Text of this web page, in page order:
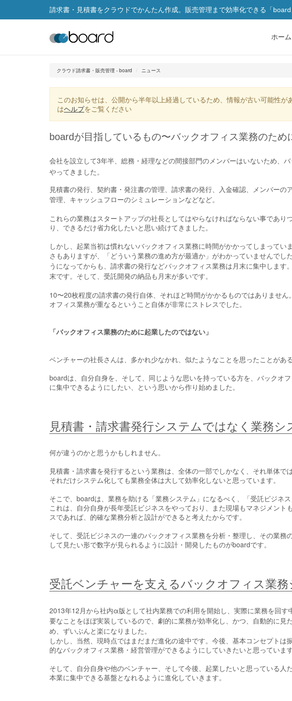
請求書・見積書をクラウドでかんたん作成。販売管理まで効率化できる「board
ホーム
クラウド請求書・販売管理 - board ニュース
このお知らせは、公開から半年以上経過しているため、情報が古い可能性が
はヘルプをご覧ください
boardが目指しているもの〜バックオフィス業務のため
会社を設立して3年半、総務・経理などの間接部門のメンバーはいないため、
やってきました。
見積書の発行、契約書・発注書の管理、請求書の発行、入金確認、メンバーの
管理、キャッシュフローのシミュレーションなどなど。
これらの業務はスタートアップの社長としてはやらなければならない事であり
り、できるだけ省力化したいと思い続けてきました。
しかし、起業当初は慣れないバックオフィス業務に時間がかかってしまってい
さもありますが、「どういう業務の進め方が最適か」がわかっていませんでした
うになってからも、請求書の発行などバックオフィス業務は月末に集中します
末です。そして、受託開発の納品も月末が多いです。
10〜20枚程度の請求書の発行自体、それほど時間がかかるものではありませ
オフィス業務が重なるということ自体が非常にストレスでした。
「バックオフィス業務のために起業したのではない」
ベンチャーの社長さんは、多かれ少なかれ、似たようなことを思ったことがあ
boardは、自分自身を、そして、同じような思いを持っている方を、バックオ
に集中できるようにしたい、という思いから作り始めました。
見積書・請求書発行システムではなく業務シ
何が違うのかと思うかもしれません。
見積書・請求書を発行するという業務は、全体の一部でしかなく、それ単体で
それだけシステム化しても業務全体は大して効率化しないと思っています。
そこで、boardは、業務を助ける「業務システム」になるべく、「受託ビジネス
これは、自分自身が長年受託ビジネスをやっており、また現場もマネジメント
スであれば、的確な業務分析と設計ができると考えたからです。
そして、受託ビジネスの一連のバックオフィス業務を分析・整理し、その業務
して見たい形で数字が見られるように設計・開発したものがboardです。
受託ベンチャーを支えるバックオフィス業
2013年12月から社内α版として社内業務での利用を開始し、実際に業務を回す
要なことをほぼ実装しているので、劇的に業務が効率化し、かつ、自動的に見
め、ずいぶんと楽になりました。
しかし、当然、現時点ではまだまだ進化の途中です。今後、基本コンセプトは
的なバックオフィス業務・経営管理ができるようにしていきたいと思っています
そして、自分自身や他のベンチャー、そして今後、起業したいと思っている人
本業に集中できる基盤となれるように進化していきます。